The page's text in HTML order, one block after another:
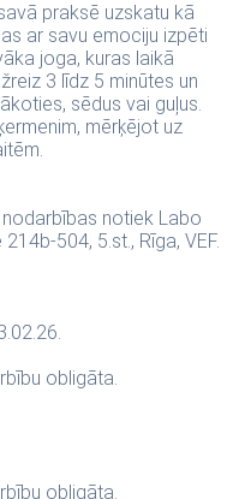
praksē uzskatu kā
ar savu emociju izpēti
joga, kuras laikā
3 līdz 5 minūtes un
sēdus vai guļus.
mērķējot uz
notiek Labo
504, 5.st., Rīga, VEF.
obligāta.
obligāta.